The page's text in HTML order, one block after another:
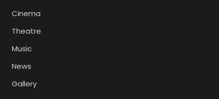
Cinema
Theatre
Music
News
Gallery